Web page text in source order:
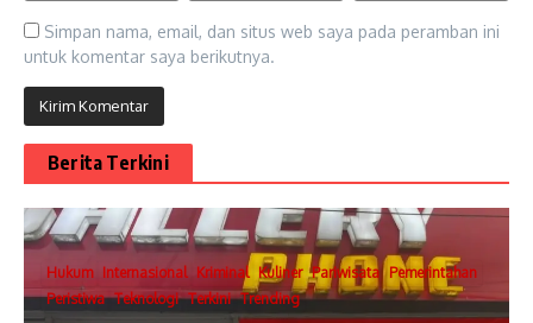
Simpan nama, email, dan situs web saya pada peramban ini
untuk komentar saya berikutnya.
Berita Terkini
Hukum Internasional Kriminal Kuliner Pariwisata Pemerintahan
Peristiwa Teknologi Terkini Trending